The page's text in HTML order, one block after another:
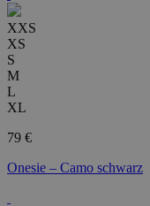
XXS
XS
S
M
L
XL
79 €
Onesie – Camo schwarz